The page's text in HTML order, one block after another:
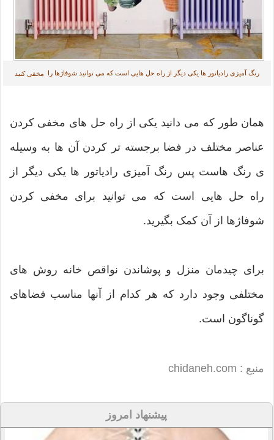
رنگ آمیزی رادیاتور ها یکی دیگر از راه حل هایی است که می توانید شوفاژها را مخفی کنید
همان طور که می دانید یکی از راه حل های مخفی کردن
عناصر مختلف در فضا برجسته تر کردن آن ها به وسیله
ی رنگ هاست پس رنگ آمیزی رادیاتور ها یکی دیگر از
راه حل هایی است که می توانید برای مخفی کردن
شوفاژها از آن کمک بگیرید.
برای چیدمان منزل و پوشاندن نواقص خانه روش های
مختلفی وجود دارد که هر کدام از آنها مناسب فضاهای
گوناگون است.
منبع : chidaneh.com
پیشنهاد امروز